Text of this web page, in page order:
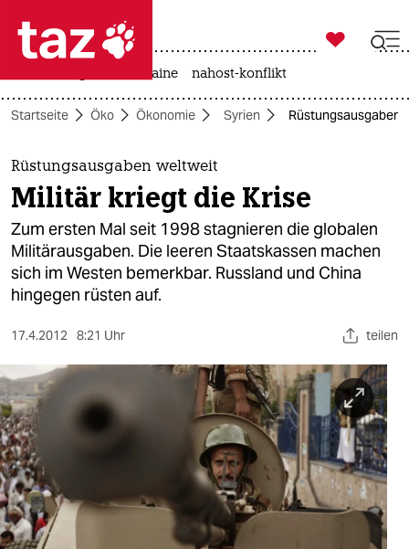
 taz zahl ich
taz zahl ich
themen
politik
öko
gesellschaft
kultur
sport
berlin
nord
wahrheit
verlag

taz zahl ich
krieg in der ukraine nahost-konflikt
Startseite Öko Ökonomie Syrien Rüstungsausgaben
Rüstungsausgaben weltweit
Militär kriegt die Krise
Zum ersten Mal seit 1998 stagnieren die globalen
Militärausgaben. Die leeren Staatskassen machen
sich im Westen bemerkbar. Russland und China
hingegen rüsten auf.
17.4.2012 8:21 Uhr teilen